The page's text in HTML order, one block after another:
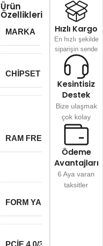
Ürün
Özellikleri
MARKA
CHIPSET
RAM FREKANS DESTEĞI
FORM YAPISI
PCIE 4.0/3.0/2.0 (16X
Hızlı Kargo
En hızlı şekilde
siparişin sende
Kesintisiz
Destek
Bize ulaşmak
çok kolay
Ödeme
Avantajları
6 Aya varan
taksitler